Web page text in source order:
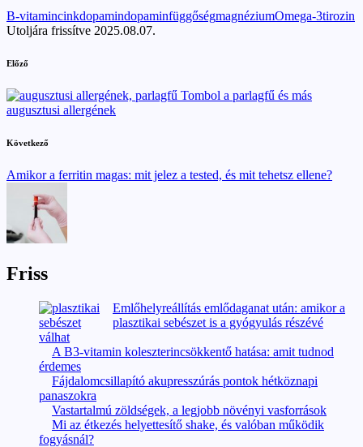
Tags:
B-vitamincinkdopamindopaminfüggőségmagnéziumOmega-3tirozin
Utoljára frissítve 2025.08.07.
Post
navigation
Előző
Tombol a parlagfű és más
augusztusi allergének
Következő
Amikor a ferritin magas: mit jelez a tested, és mit tehetsz ellene?
Friss
Emlőhelyreállítás emlődaganat után: amikor a
plasztikai sebészet is a gyógyulás részévé
válhat
A B3-vitamin koleszterincsökkentő hatása: amit tudnod
érdemes
Fájdalomcsillapító akupresszúrás pontok hétköznapi
panaszokra
Vastartalmú zöldségek, a legjobb növényi vasforrások
Mi az étkezés helyettesítő shake, és valóban működik
fogyásnál?